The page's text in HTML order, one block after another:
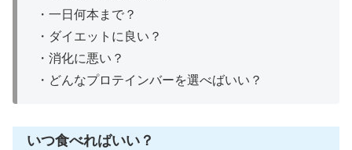
・ 一日何本まで？
・ダイエットに良い？
・ 消化に悪い？
・ どんなプロテインバーを選べばいい？
いつ食べればいい？